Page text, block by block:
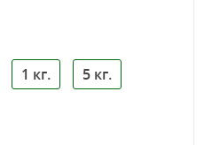
1 кг.
5 кг.